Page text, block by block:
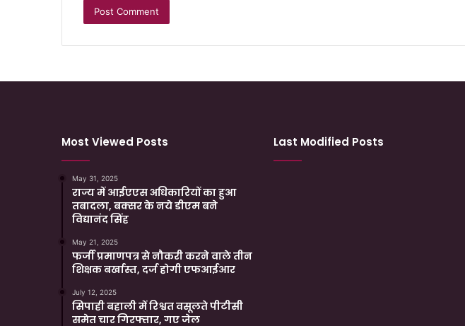
Most Viewed Posts
May 31, 2025
राज्य में आईएएस अधिकारियों का हुआ
तबादला, बक्सर के नये डीएम बने
विद्यानंद सिंह
May 21, 2025
फर्जी प्रमाणपत्र से नौकरी करने वाले तीन
शिक्षक बर्खास्त, दर्ज होगी एफआईआर
July 12, 2025
सिपाही बहाली में रिश्वत वसूलते पीटीसी
समेत चार गिरफ्तार, गए जेल
Last Modified Posts